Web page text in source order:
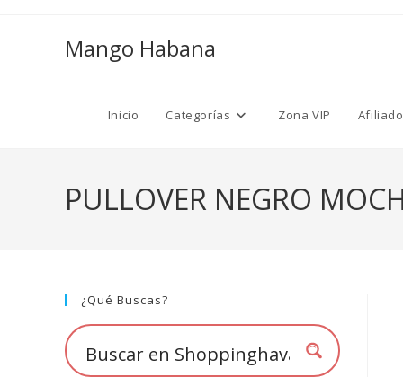
Mango Habana
Inicio Categorías Zona VIP
PULLOVER NEGRO
¿Qué Buscas?